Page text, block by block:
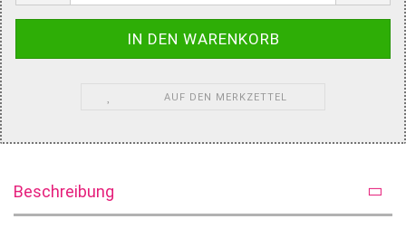
AUF DEN MERKZETTEL
Beschreibung